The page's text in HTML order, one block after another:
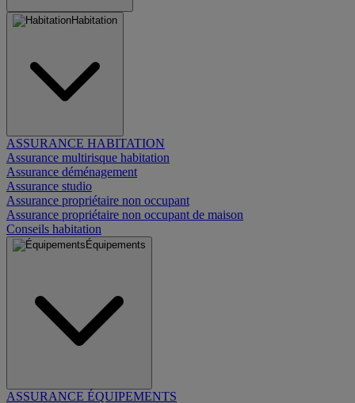
Habitation
ASSURANCE HABITATION
Assurance multirisque habitation
Assurance déménagement
Assurance studio
Assurance propriétaire non occupant
Assurance propriétaire non occupant de maison
Conseils habitation
Équipements
ASSURANCE ÉQUIPEMENTS